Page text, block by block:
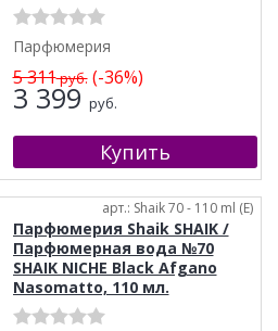
Парфюмерия
5 311руб.(-36%)
3 399 руб.
арт.: Shaik 70 - 110 ml (E)
Парфюмерия Shaik SHAIK /
Парфюмерная вода №70
SHAIK NICHE Black Afgano
Nasomatto, 110 мл.